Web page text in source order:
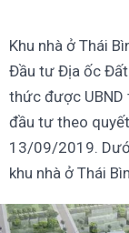
Khu nhà ở Thái
Đầu tư Địa ốc Đất
thức được UBND
đầu tư theo
13/09/2019.
khu nhà ở Thái